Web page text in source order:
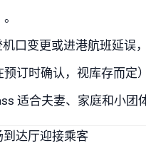
口变更或进港航班延误
预订时确认，视库存而定
适合夫妻、家庭和小